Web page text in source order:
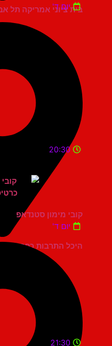
בית ציוני אמריקה תל אביב
יום ד'
היכל התרבות כפר סבא
20:30
קובי מימון סטנדאפ
יום ד'
21:30